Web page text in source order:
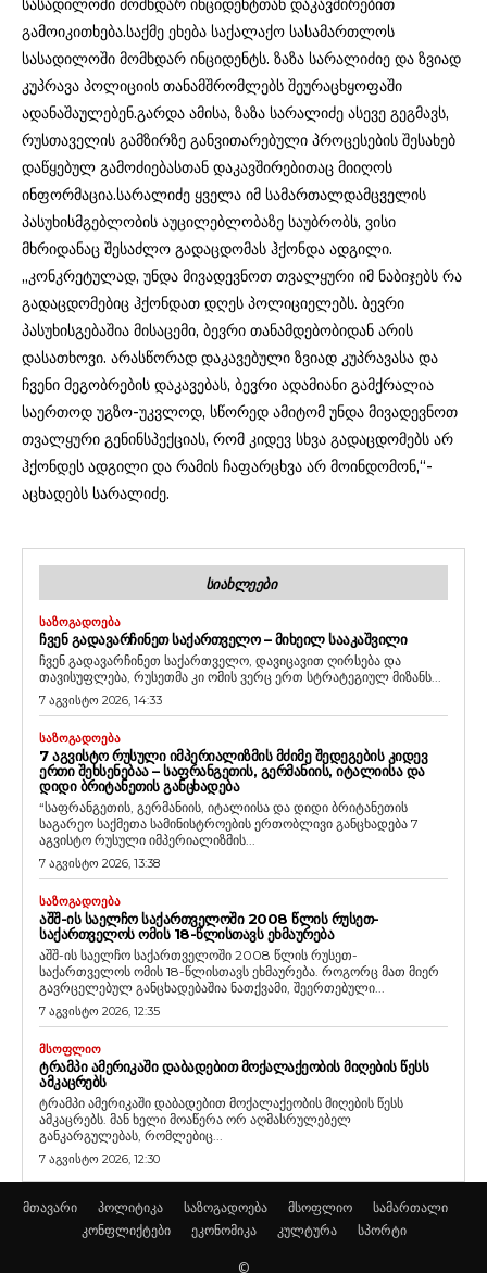
სასადილოში მომხდარ ინციდენტთან დაკავშირებით
გამოიკითხება.საქმე ეხება საქალაქო სასამართლოს
სასადილოში მომხდარ ინციდენტს. ზაზა სარალიძიე და ზვიად
კუპრავა პოლიციის თანამშრომლებს შეურაცხყოფაში
ადანაშაულებენ.გარდა ამისა, ზაზა სარალიძე ასევე გეგმავს,
რუსთაველის გამზირზე განვითარებული პროცესების შესახებ
დაწყებულ გამოძიებასთან დაკავშირებითაც მიიღოს
ინფორმაცია.სარალიძე ყველა იმ სამართალდამცველის
პასუხისმგებლობის აუცილებლობაზე საუბრობს, ვისი
მხრიდანაც შესაძლო გადაცდომას ჰქონდა ადგილი.
„კონკრეტულად, უნდა მივადევნოთ თვალყური იმ ნაბიჯებს რა
გადაცდომებიც ჰქონდათ დღეს პოლიციელებს. ბევრი
პასუხისგებაშია მისაცემი, ბევრი თანამდებობიდან არის
დასათხოვი. არასწორად დაკავებული ზვიად კუპრავასა და
ჩვენი მეგობრების დაკავებას, ბევრი ადამიანი გამქრალია
საერთოდ უგზო-უკვლოდ, სწორედ ამიტომ უნდა მივადევნოთ
თვალყური გენინსპექციას, რომ კიდევ სხვა გადაცდომებს არ
ჰქონდეს ადგილი და რამის ჩაფარცხვა არ მოინდომონ,“-
აცხადებს სარალიძე.
ᲡᲘᲐᲮᲚᲔᲔᲑᲘ
ᲡᲐᲖᲝᲒᲐᲓᲝᲔᲑᲐ
ᲩᲕᲔᲜ ᲒᲐᲓᲐᲕᲐᲠᲩᲘᲜᲔᲗ ᲡᲐᲥᲐᲠᲗᲕᲔᲚᲝ – ᲛᲘᲮᲔᲘᲚ ᲡᲐᲐᲙᲐᲨᲕᲘᲚᲘ
ჩვენ გადავარჩინეთ საქართველო, დავიცავით ღირსება და
თავისუფლება, რუსეთმა კი ომის ვერც ერთ სტრატეგიულ მიზანს...
7 აგვისტო 2026, 14:33
ᲡᲐᲖᲝᲒᲐᲓᲝᲔᲑᲐ
7 ᲐᲒᲕᲘᲡᲢᲝ ᲠᲣᲡᲣᲚᲘ ᲘᲛᲞᲔᲠᲘᲐᲚᲘᲖᲛᲘᲡ ᲛᲫᲘᲛᲔ ᲨᲔᲓᲔᲒᲔᲑᲘᲡ ᲙᲘᲓᲔᲕ
ᲔᲠᲗᲘ ᲨᲔᲮᲡᲔᲜᲔᲑᲐᲐ – ᲡᲐᲤᲠᲐᲜᲒᲔᲗᲘᲡ, ᲒᲔᲠᲛᲐᲜᲘᲘᲡ, ᲘᲢᲐᲚᲘᲘᲡᲐ ᲓᲐ
ᲓᲘᲓᲘ ᲑᲠᲘᲢᲐᲜᲔᲗᲘᲡ ᲒᲐᲜᲪᲮᲐᲓᲔᲑᲐ
“საფრანგეთის, გერმანიის, იტალიისა და დიდი ბრიტანეთის
საგარეო საქმეთა სამინისტროების ერთობლივი განცხადება 7
აგვისტო რუსული იმპერიალიზმის...
7 აგვისტო 2026, 13:38
ᲡᲐᲖᲝᲒᲐᲓᲝᲔᲑᲐ
ᲐᲨᲨ-ᲘᲡ ᲡᲐᲔᲚᲩᲝ ᲡᲐᲥᲐᲠᲗᲕᲔᲚᲝᲨᲘ 2008 ᲬᲚᲘᲡ ᲠᲣᲡᲔᲗ-
ᲡᲐᲥᲐᲠᲗᲕᲔᲚᲝᲡ ᲝᲛᲘᲡ 18-ᲬᲚᲘᲡᲗᲐᲕᲡ ᲔᲮᲛᲐᲣᲠᲔᲑᲐ
აშშ-ის საელჩო საქართველოში 2008 წლის რუსეთ-
საქართველოს ომის 18-წლისთავს ეხმაურება. როგორც მათ მიერ
გავრცელებულ განცხადებაშია ნათქვამი, შეერთებული...
7 აგვისტო 2026, 12:35
ᲛᲡᲝᲤᲚᲘᲝ
ᲢᲠᲐᲛᲞᲘ ᲐᲛᲔᲠᲘᲙᲐᲨᲘ ᲓᲐᲑᲐᲓᲔᲑᲘᲗ ᲛᲝᲥᲐᲚᲐᲥᲔᲝᲑᲘᲡ ᲛᲘᲦᲔᲑᲘᲡ ᲬᲔᲡᲡ
ᲐᲛᲙᲐᲪᲠᲔᲑᲡ
ტრამპი ამერიკაში დაბადებით მოქალაქეობის მიღების წესს
ამკაცრებს. მან ხელი მოაწერა ორ აღმასრულებელ
განკარგულებას, რომლებიც...
7 აგვისტო 2026, 12:30
მთავარი პოლიტიკა საზოგადოება მსოფლიო
სამართალი
კონფლიქტები
ეკონომიკა კულტურა სპორტი
©